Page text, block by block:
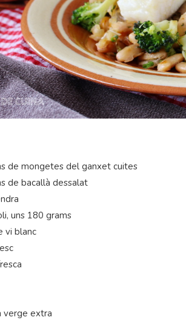
de mongetes del ganxet cuites
de bacallà dessalat
uns 180 grams
vi blanc
verge extra